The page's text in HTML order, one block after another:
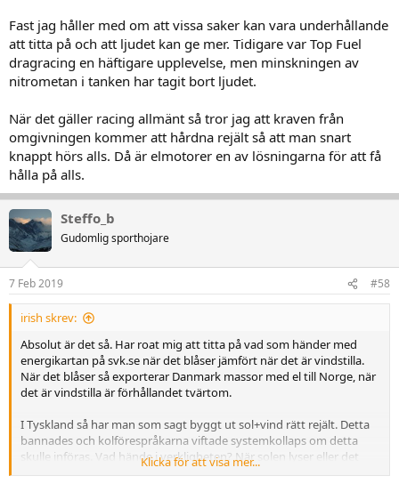
Fast jag håller med om att vissa saker kan vara underhållande
att titta på och att ljudet kan ge mer. Tidigare var Top Fuel
dragracing en häftigare upplevelse, men minskningen av
nitrometan i tanken har tagit bort ljudet.
När det gäller racing allmänt så tror jag att kraven från
omgivningen kommer att hårdna rejält så att man snart
knappt hörs alls. Då är elmotorer en av lösningarna för att få
hålla på alls.
Steffo_b
Gudomlig sporthojare
7 Feb 2019 #58
irish skrev:
Absolut är det så. Har roat mig att titta på vad som händer med
energikartan på svk.se när det blåser jämfört när det är vindstilla.
När det blåser så exporterar Danmark massor med el till Norge, när
det är vindstilla är förhållandet tvärtom.
I Tyskland så har man som sagt byggt ut sol+vind rätt rejält. Detta
bannades och kolförespråkarna viftade systemkollaps om detta
skulle införas. Vad hände i verkligheten? När solen lyser eller det
blåser så fick man dra ner på eldandet av kol! Vinst i min bok, för
Klicka för att visa mer...